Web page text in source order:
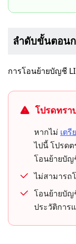
ลำดับขั้นตอน
การโอนย้ายบัญชี
โปรดทรา
หากไม่ เต
ไปนี้ โปรด
โอนย้ายบัญ
ไม่สามารถ
โอนย้ายบัญ
ประวัติการ